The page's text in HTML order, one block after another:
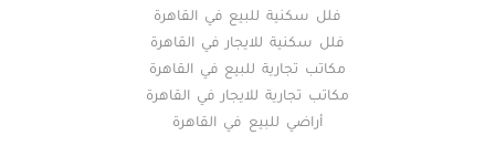
فلل سكنية للبيع في القاهرة
فلل سكنية للايجار في القاهرة
مكاتب تجارية للبيع في القاهرة
مكاتب تجارية للايجار في القاهرة
أراضي للبيع في القاهرة